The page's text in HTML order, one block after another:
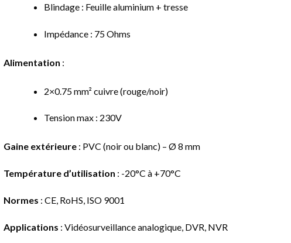
Blindage : Feuille aluminium + tresse
Impédance : 75 Ohms
Alimentation :
2×0.75 mm² cuivre (rouge/noir)
Tension max : 230V
Gaine extérieure: PVC (noir ou blanc) – Ø 8 mm
Température d’utilisation : -20°C à +70°C
Normes : CE, RoHS, ISO 9001
Applications : Vidéosurveillance analogique, DVR, NVR